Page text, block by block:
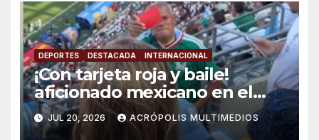
DEPORTES DESTACADA INTERNACIONAL
¡Con tarjeta roja y baile!
aficionado mexicano en el
mundial 2026 se viraliza
JUL 20, 2026 ACRÓPOLIS MULTIMEDIOS